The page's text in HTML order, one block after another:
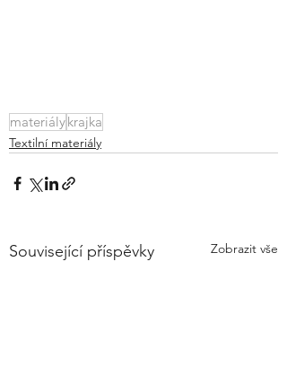
materiálykrajka
Textilní materiály
Související příspěvky Zobrazit vše